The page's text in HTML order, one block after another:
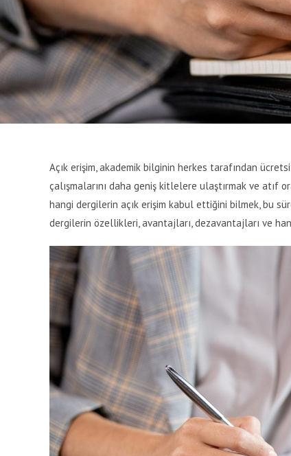
Açık erişim, akademik bilginin herkes tarafından
çalışmalarını daha geniş kitlelere ulaştırmak ve atıf
hangi dergilerin açık erişim kabul ettiğini bilmek, bu
dergilerin özellikleri, avantajları, dezavantajları ve